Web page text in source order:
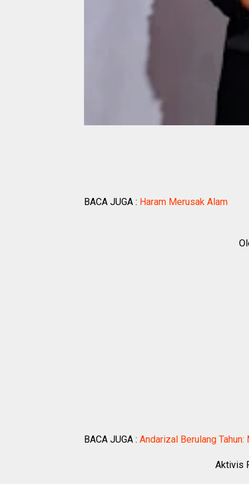
BACA JUGA : Haram Merusak Alam
BACA JUGA : Andarizal Berulang
Aktivis